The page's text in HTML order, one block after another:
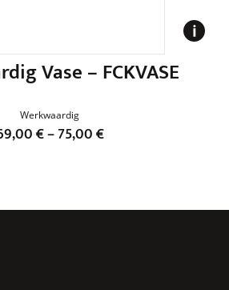
Vase – FCKVASE
Werkwaardig
€–75,00€